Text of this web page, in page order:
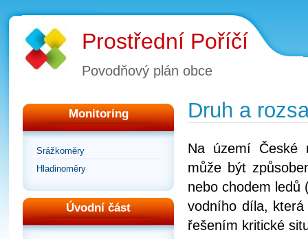
Prostřední Poříčí
Povodňový plán obce
Monitoring
Srážkoměry
Hladinoměry
Úvodní část
Druh a
Na území České
může být
nebo chodem ledů
vodního díla,
řešením kritické